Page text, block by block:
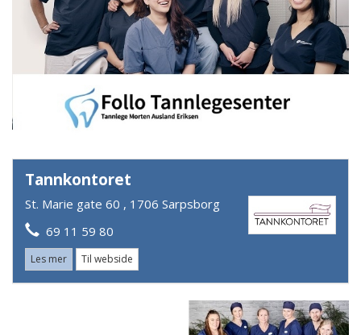
Tannkontoret
St. Marie gate 60 , 1706 Sarpsborg
69 11 59 80
Les mer Til webside